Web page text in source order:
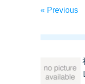
« Previous